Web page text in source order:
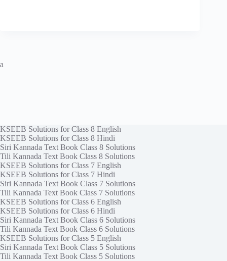
a
KSEEB Solutions for Class 8 English
KSEEB Solutions for Class 8 Hindi
Siri Kannada Text Book Class 8 Solutions
Tili Kannada Text Book Class 8 Solutions
KSEEB Solutions for Class 7 English
KSEEB Solutions for Class 7 Hindi
Siri Kannada Text Book Class 7 Solutions
Tili Kannada Text Book Class 7 Solutions
KSEEB Solutions for Class 6 English
KSEEB Solutions for Class 6 Hindi
Siri Kannada Text Book Class 6 Solutions
Tili Kannada Text Book Class 6 Solutions
KSEEB Solutions for Class 5 English
Siri Kannada Text Book Class 5 Solutions
Tili Kannada Text Book Class 5 Solutions